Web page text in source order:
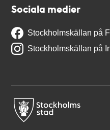
Sociala medier
Stockholmskällan på
Stockholmskällan på